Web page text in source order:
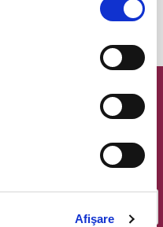
Afişare
energia si costul
cu cele mai noi